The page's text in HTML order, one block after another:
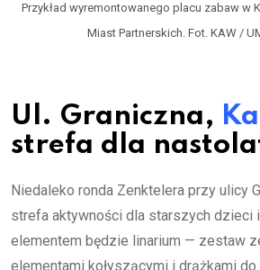
Przykład wyremontowanego placu zabaw w
Miast Partnerskich. Fot. KAW /
Ul. Graniczna,
strefa dla
Niedaleko ronda Zenktelera przy ulicy
strefa aktywności dla starszych dzieci i
elementem będzie linarium — zestaw
elementami kołyszącymi i drążkami